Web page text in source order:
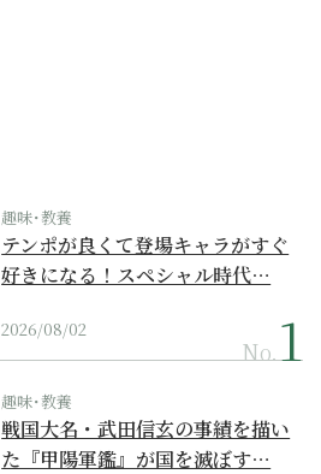
趣味･教養
テンポが良くて登場キャラがすぐ
好きになる！スペシャル時代…
2026/08/02
No.
趣味･教養
戦国大名・武田信玄の事績を描い
た『甲陽軍鑑』が国を滅ぼす…